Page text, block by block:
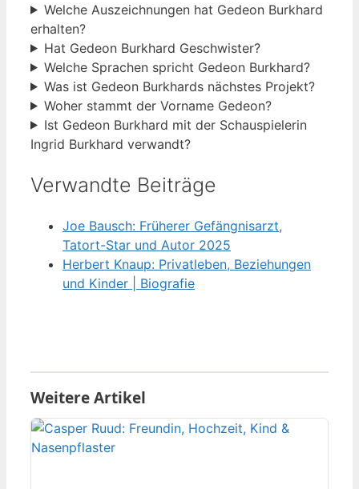
Welche Auszeichnungen hat Gedeon Burkhard
erhalten?
Hat Gedeon Burkhard Geschwister?
Welche Sprachen spricht Gedeon Burkhard?
Was ist Gedeon Burkhards nächstes Projekt?
Woher stammt der Vorname Gedeon?
Ist Gedeon Burkhard mit der Schauspielerin
Ingrid Burkhard verwandt?
Verwandte Beiträge
Joe Bausch: Früherer Gefängnisarzt,
Tatort-Star und Autor 2025
Herbert Knaup: Privatleben, Beziehungen
und Kinder | Biografie
Weitere Artikel